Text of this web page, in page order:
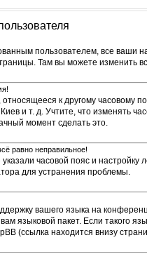
пользователем, все
Там вы можете изменить
к другому часовому
и т. д. Учтите, что изменять
момент сделать это.
равно неправильное!
часовой пояс и
для устранения проблемы.
вашего языка на
языковой пакет. Если такого
(ссылка находится внизу